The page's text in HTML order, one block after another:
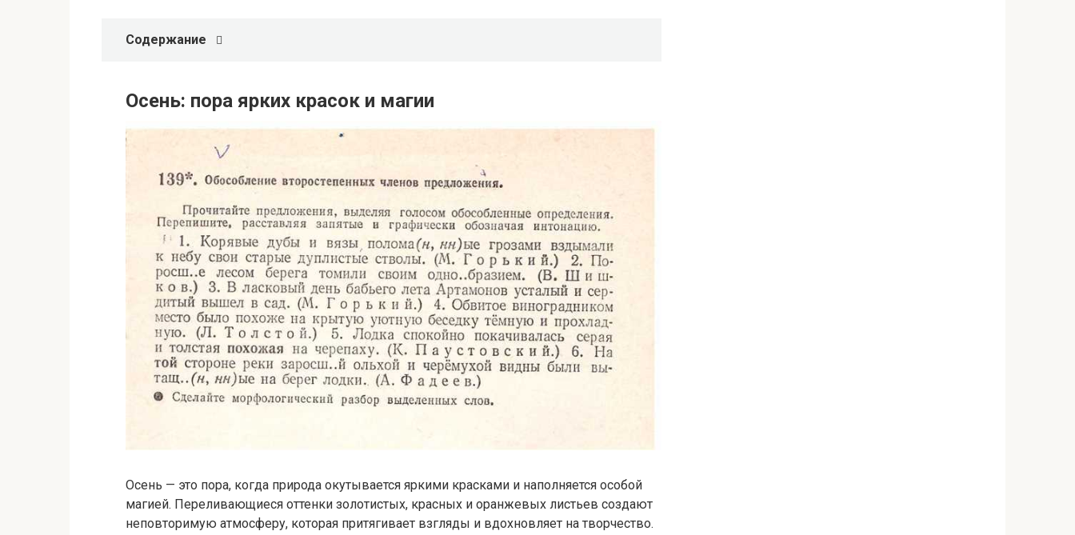
Содержание
Осень: пора ярких красок и магии
Осень — это пора, когда природа окутывается яркими красками и наполняется особой
магией. Переливающиеся оттенки золотистых, красных и оранжевых листьев создают
неповторимую атмосферу, которая притягивает взгляды и вдохновляет на творчество.